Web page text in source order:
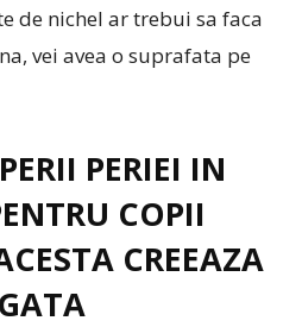
de nichel ar trebui sa faca
vei avea o suprafata pe
PERIEI IN
COPII
CREEAZA